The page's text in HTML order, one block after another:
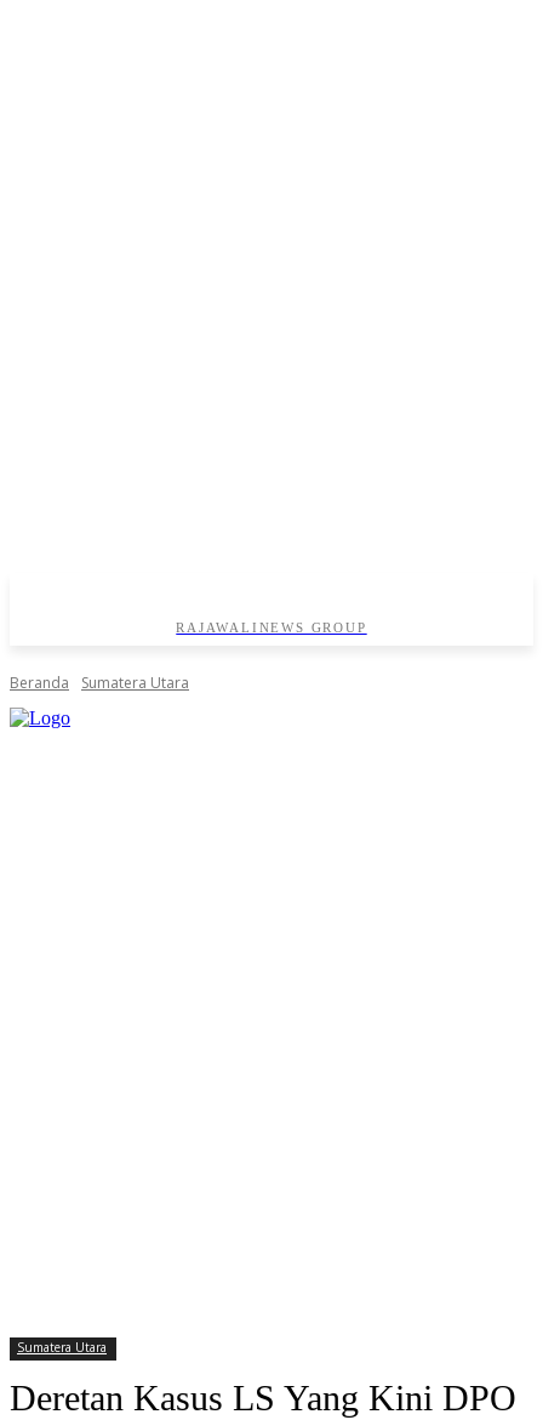
RAJAWALINEWS GROUP
Beranda Sumatera Utara
Sumatera Utara
Deretan Kasus LS Yang Kini DPO